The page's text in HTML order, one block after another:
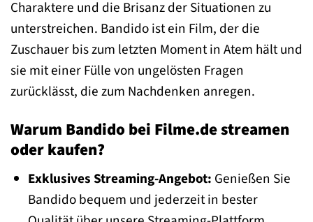
Charaktere und die Brisanz der Situationen zu
unterstreichen. Bandido ist ein Film, der die
Zuschauer bis zum letzten Moment in Atem hält und
sie mit einer Fülle von ungelösten Fragen
zurücklässt, die zum Nachdenken anregen.
Warum Bandido bei Filme.de streamen
oder kaufen?
Exklusives Streaming-Angebot: Genießen Sie
Bandido bequem und jederzeit in bester